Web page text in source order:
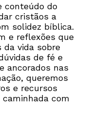
conteúdo do
cristãos a
solidez bíblica.
e reflexões que
da vida sobre
de fé e
ancorados nas
queremos
e recursos
com